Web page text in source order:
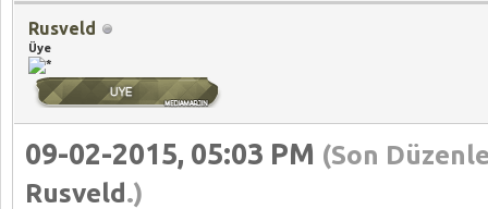
Rusveld
Üye
09-02-2015, 05:03 PM (Son
Rusveld.)